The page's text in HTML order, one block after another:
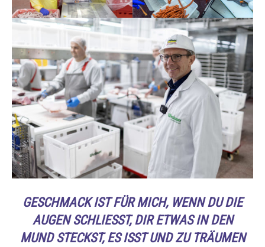
GESCHMACK IST FÜR MICH, WENN DU DIE
AUGEN SCHLIESST, DIR ETWAS IN DEN M
UND STECKST, ES ISST UND ZU TRÄUMEN A